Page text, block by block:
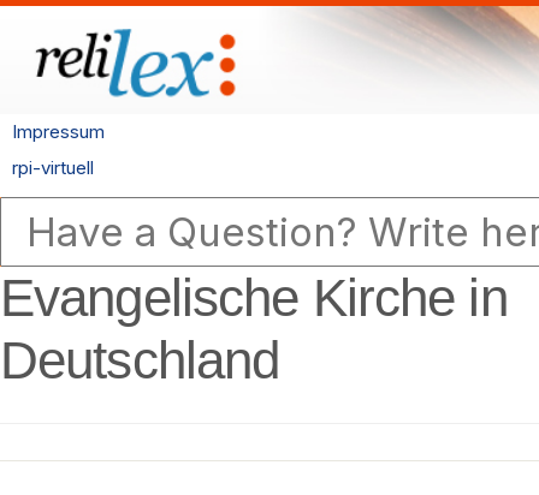
Impressum
rpi-virtuell
Evangelische Kirche in
Deutschland